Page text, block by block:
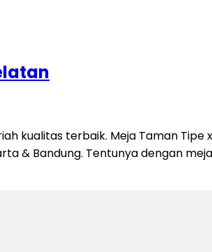
kualitas terbaik. Meja Taman Tipe
& Bandung. Tentunya dengan